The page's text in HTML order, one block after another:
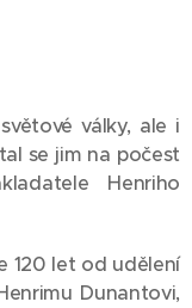
války, ale i
se jim na počest
Henriho
120 let od udělení
Dunantovi,